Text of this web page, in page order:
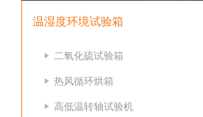
温湿度环境试验箱
二氧化硫试验箱
热风循环烘箱
高低温转轴试验机